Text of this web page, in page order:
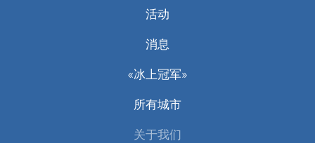
活动
消息
«冰上冠军»
所有城市
关于我们